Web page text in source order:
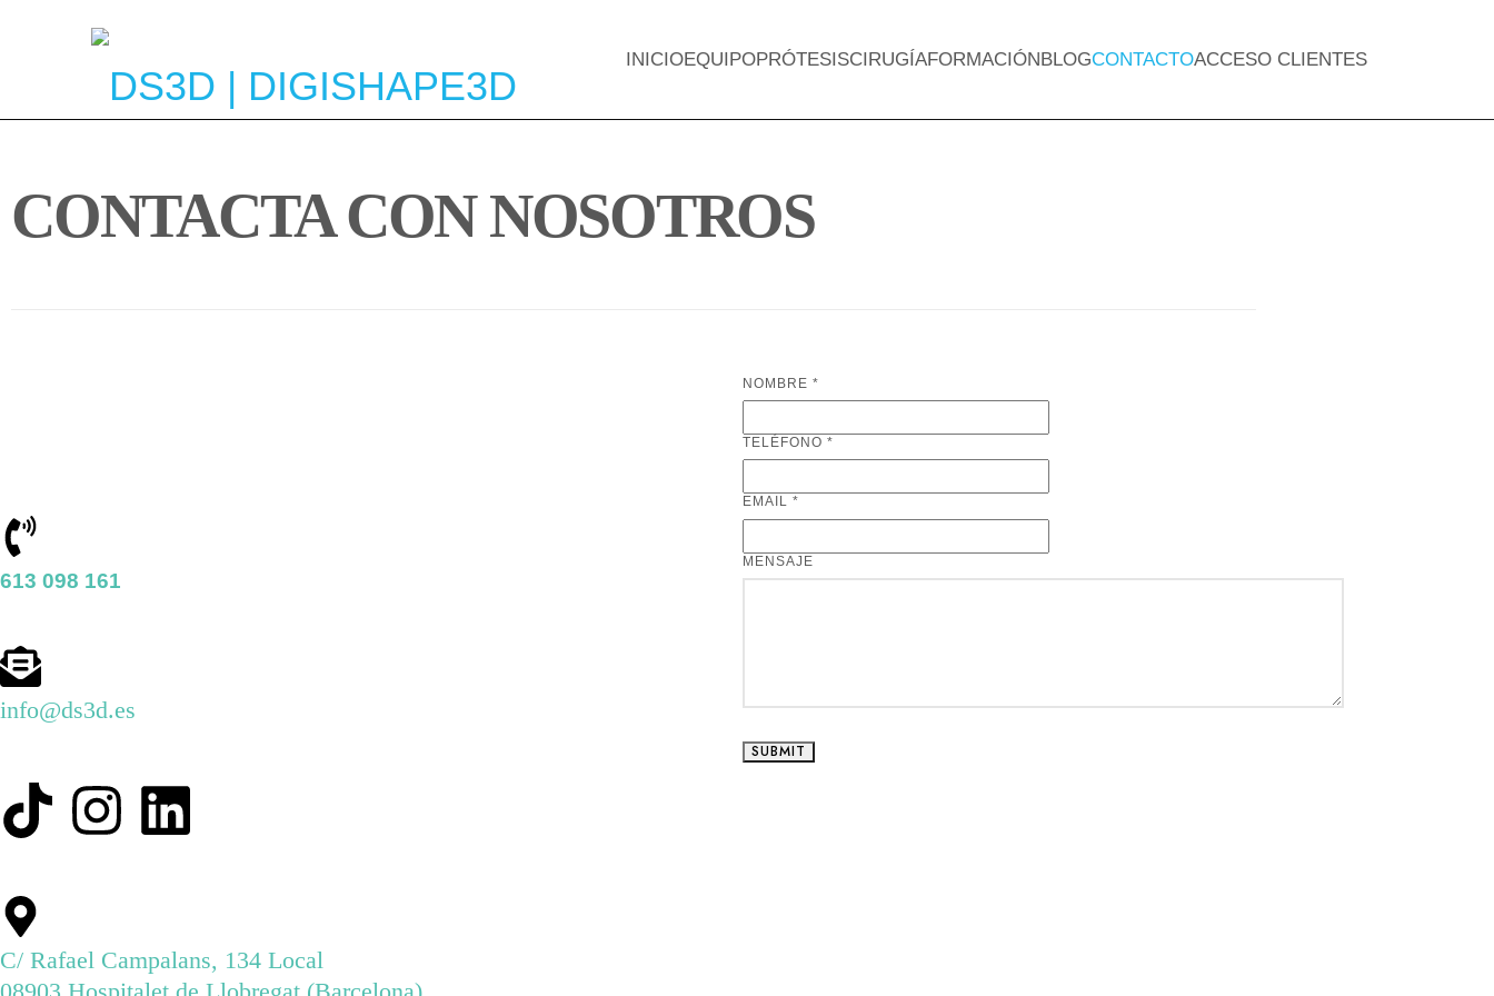
INICIOEQUIPOPRÓTESISCIRUGÍAFORMACIÓNBLOGCONTACTOACCESO CLIENTES
CONTACTA CON NOSOTROS
613 098 161
info@ds3d.es
C/ Rafael Campalans, 134 Local
NOMBRE*
TELÉFONO*
EMAIL
NOMBRE
EMAIL*
MENSAJE
SUBMIT